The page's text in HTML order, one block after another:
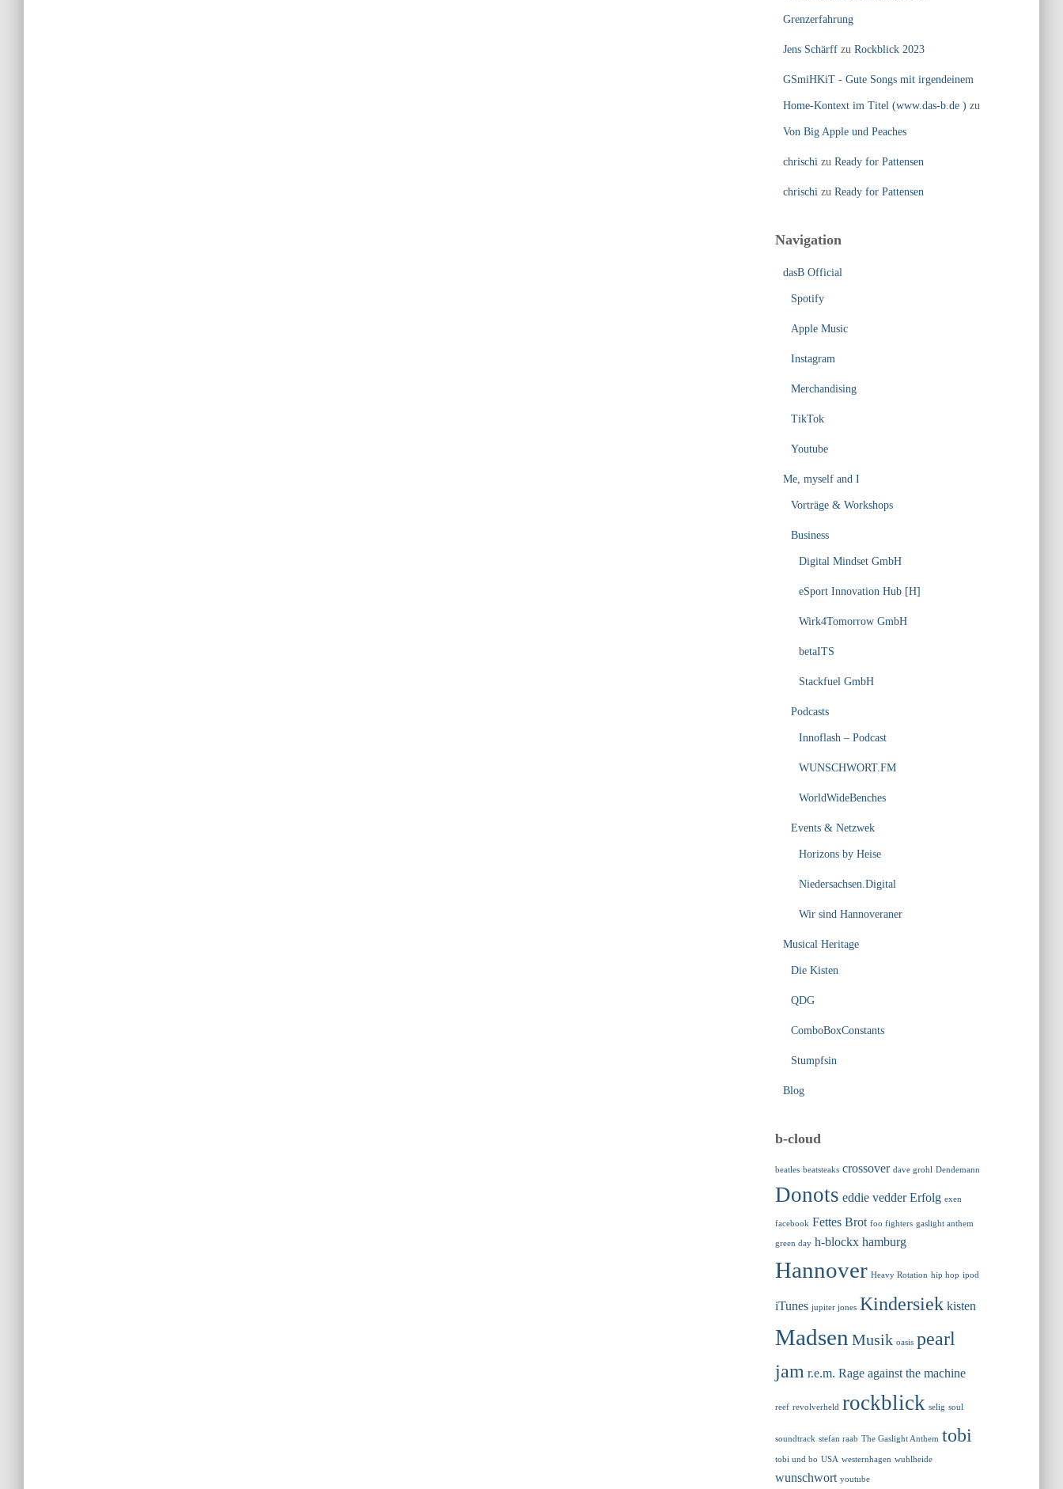
Grenzerfahrung
Jens Schärffzu Rockblick 2023
GSmiHKiT - Gute Songs mit irgendeinem
Home-Kontext im Titel (www.das-b.de ) zu
Von Big Apple und Peaches
chrischi zu Ready for Pattensen
chrischi zu Ready for Pattensen
Navigation
dasB Official
Spotify
Apple Music
Instagram
Merchandising
TikTok
Youtube
Me, myself and I
Vorträge & Workshops
Business
Digital Mindset GmbH
eSport Innovation Hub [H]
Wirk4Tomorrow GmbH
betaITS
Stackfuel GmbH
Podcasts
Innoflash – Podcast
WUNSCHWORT.FM
WorldWideBenches
Events & Netzwek
Horizons by Heise
Niedersachsen.Digital
Wir sind Hannoveraner
Musical Heritage
Die Kisten
QDG
ComboBoxConstants
Stumpfsin
Blog
b-cloud
beatles beatsteaks crossover dave grohl Dendemann
Donots eddie vedder Erfolg exen
facebook Fettes Brot foo fighters gaslight anthem
green day h-blockx hamburg
Hannover Heavy Rotation hip hop ipod
iTunes jupiter jones Kindersiek kisten
Madsen Musik oasis pearl
jam r.e.m. Rage against the machine
reef revolverheld rockblick selig soul
soundtrack stefan raab The Gaslight Anthem tobi
tobi und bo USA westernhagen wuhlheide
wunschwort youtube